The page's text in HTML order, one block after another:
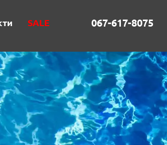
SALE 067-617-8075